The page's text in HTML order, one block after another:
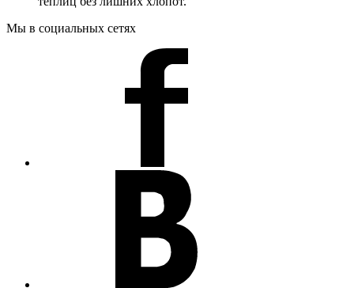
Мы в социальных сетях